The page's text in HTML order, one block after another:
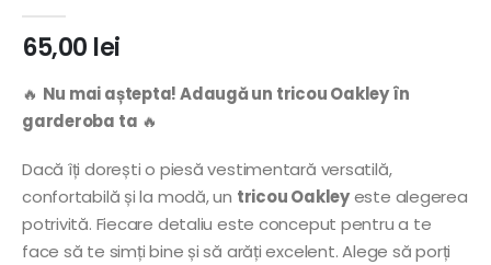
65,00 lei
🔥 Nu mai aștepta! Adaugă un tricou Oakley în
garderoba ta 🔥
Dacă îți dorești o piesă vestimentară versatilă,
confortabilă și la modă, un tricou Oakleyeste alegerea
potrivită. Fiecare detaliu este conceput pentru a te
face să te simți bine și să arăți excelent. Alege să porți